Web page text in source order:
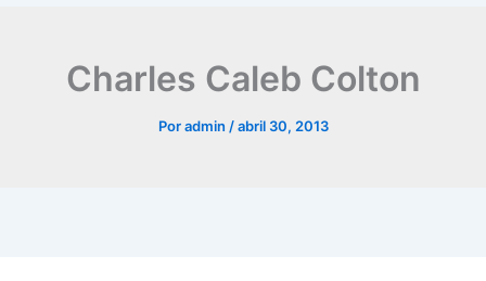
Charles Caleb Colton
Poradmin /abril 30, 2013